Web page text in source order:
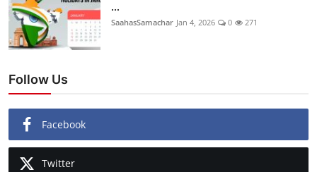
...
SaahasSamachar Jan 4, 2026 0 271
Follow Us
Facebook
Twitter